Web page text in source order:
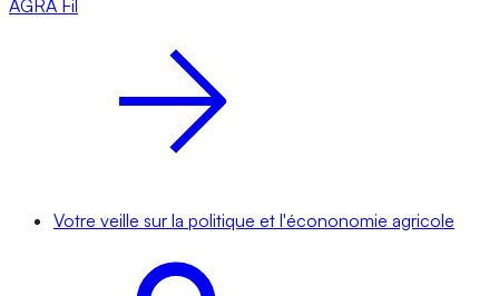
AGRA Fil
Votre veille sur la politique et l'écononomie agricole